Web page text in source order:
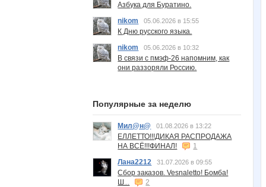
Азбука для Буратино.
nikom
05.06.2026 в 15:55
К Дню русского языка.
nikom
05.06.2026 в 10:32
В связи с пмэф-26 напомним, как
они раззоряли Россию.
Популярные за неделю
Мил@н@ 01.08.2026 в 13:22
ЕЛЛЕТТО!!!ДИКАЯ РАСПРОДАЖА
НА ВСЁ!!!ФИНАЛ!
1
Лана2212
31.07.2026 в 09:55
Сбор заказов. Vesnaletto! Бомба!
Ш...
2